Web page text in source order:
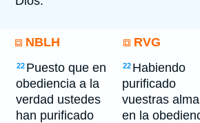
NBLH RVG
22 Puesto que en
obediencia a la
verdad ustedes
han purificado
22 Habiendo
purificado
vuestras
en la